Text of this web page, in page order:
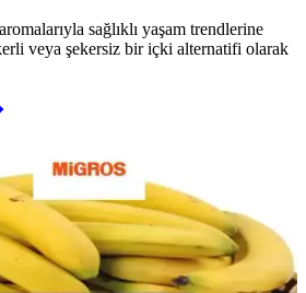
sağlıklı yaşam trendlerine
veya şekersiz bir içki alternatifi olarak